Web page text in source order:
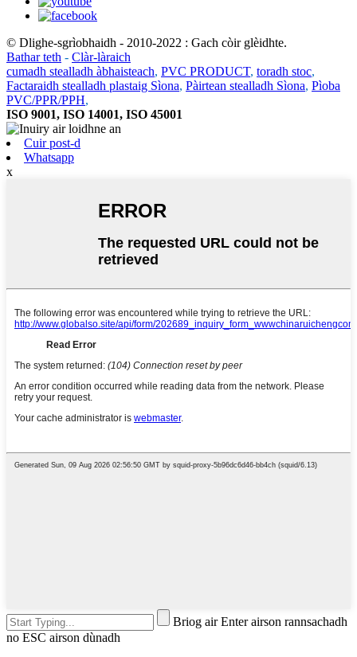
© Dlighe-sgrìobhaidh - 2010-2022 : Gach còir glèidhte.
Bathar teth - Clàr-làraich
cumadh stealladh àbhaisteach, PVC PRODUCT, toradh stoc,
Factaraidh stealladh plastaig Sìona, Pàirtean stealladh Sìona, Pìoba
PVC/PPR/PPH,
ISO 9001, ISO 14001, ISO 45001
Cuir post-d
Whatsapp
x
Briog air Enter airson rannsachadh
no ESC airson dùnadh